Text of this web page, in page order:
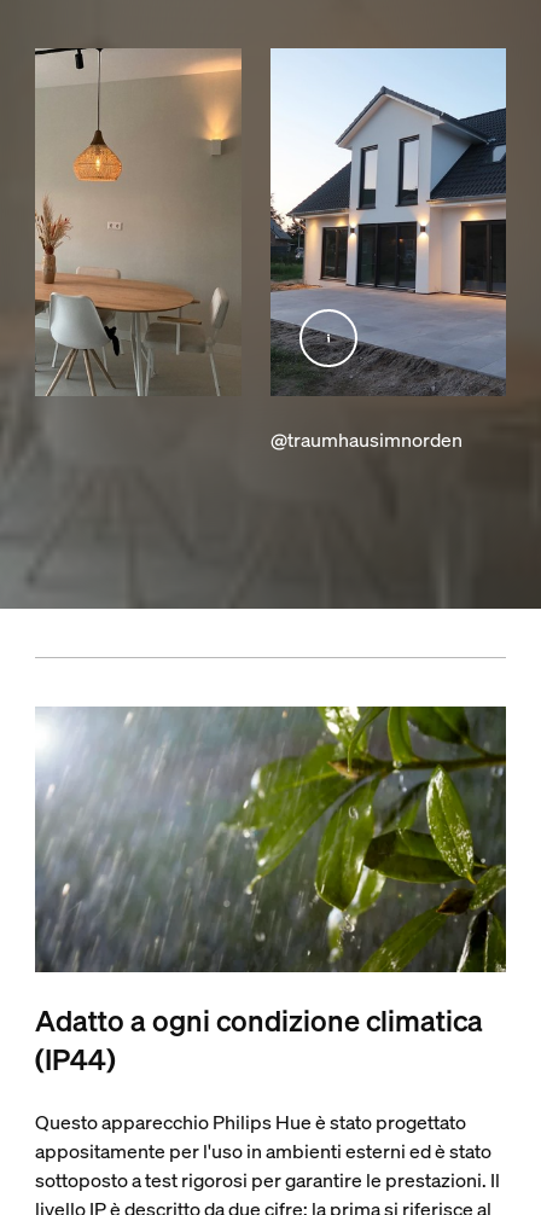
@traumhausimnorden
Adatto a ogni condizione climatica
(IP44)
Questo apparecchio Philips Hue è stato progettato
appositamente per l'uso in ambienti esterni ed è stato
sottoposto a test rigorosi per garantire le prestazioni. Il
livello IP è descritto da due cifre: la prima si riferisce al